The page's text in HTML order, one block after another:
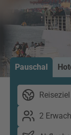
Pauschal
2